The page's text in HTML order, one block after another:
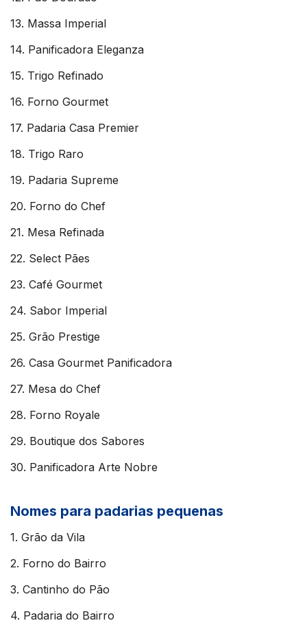
13. Massa Imperial
14. Panificadora Eleganza
15. Trigo Refinado
16. Forno Gourmet
17. Padaria Casa Premier
18. Trigo Raro
19. Padaria Supreme
20. Forno do Chef
21. Mesa Refinada
22. Select Pães
23. Café Gourmet
24. Sabor Imperial
25. Grão Prestige
26. Casa Gourmet Panificadora
27. Mesa do Chef
28. Forno Royale
29. Boutique dos Sabores
30. Panificadora Arte Nobre
Nomes para padarias pequenas
1. Grão da Vila
2. Forno do Bairro
3. Cantinho do Pão
4. Padaria do Bairro